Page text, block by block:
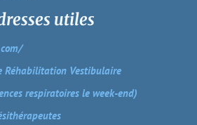
utiles
Réhabilitation Vestibulaire
respiratoires le week-end)